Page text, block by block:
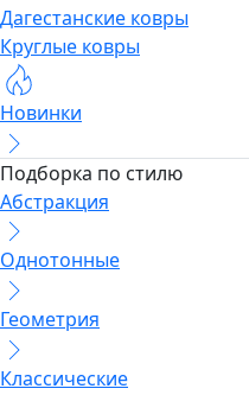
Дагестанские ковры
Круглые ковры
Новинки
Подборка по стилю
Абстракция
Однотонные
Геометрия
Классические